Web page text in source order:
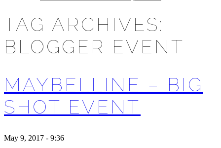
TAG ARCHIVES:
BLOGGER EVENT
MAYBELLINE – BIG
SHOT EVENT
May 9, 2017 - 9:36